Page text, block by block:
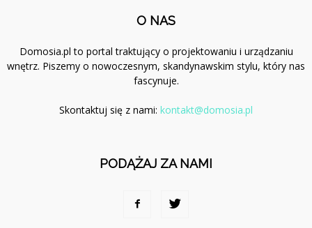
O NAS
Domosia.pl to portal traktujący o projektowaniu i urządzaniu
wnętrz. Piszemy o nowoczesnym, skandynawskim stylu, który nas
fascynuje.
Skontaktuj się z nami: kontakt@domosia.pl
PODĄŻAJ ZA NAMI